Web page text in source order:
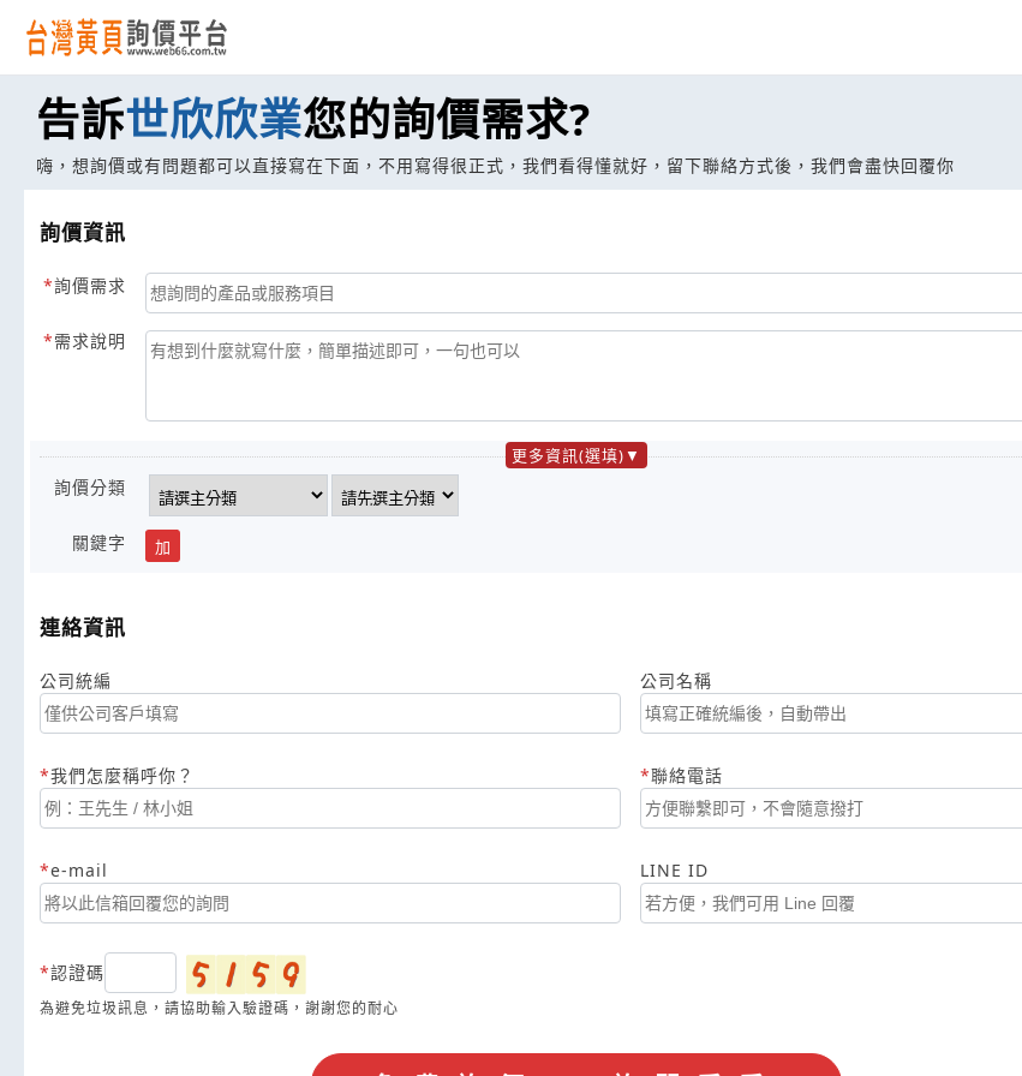
告訴世欣欣業您的詢價需求?
嗨，想詢價或有問題都可以直接寫在下面，不用寫得很正式，我們看得懂就好，留下聯絡方式後，我們會盡快回覆你
詢價資訊
詢價需求
需求說明
更多資訊(選填)
詢價分類
關鍵字 加
連絡資訊
公司統編 公司名稱
我們怎麼稱呼你？ 聯絡電話
e-mail LINE ID
認證碼
為避免垃圾訊息，請協助輸入驗證碼，謝謝您的耐心